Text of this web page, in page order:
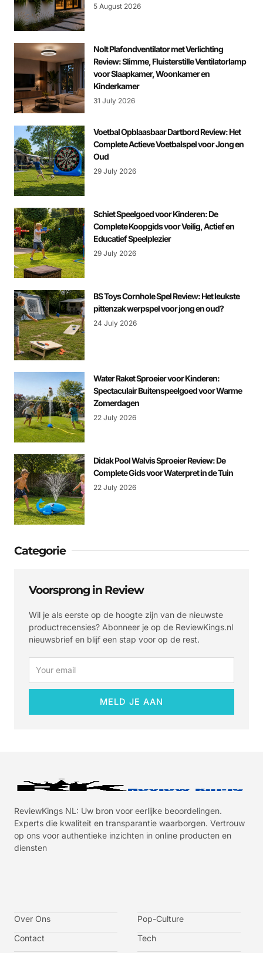
5 August 2026
Nolt Plafondventilator met Verlichting
Review: Slimme, Fluisterstille Ventilatorlamp
voor Slaapkamer, Woonkamer en
Kinderkamer
31 July 2026
Voetbal Opblaasbaar Dartbord Review: Het
Complete Actieve Voetbalspel voor Jong en
Oud
29 July 2026
Schiet Speelgoed voor Kinderen: De
Complete Koopgids voor Veilig, Actief en
Educatief Speelplezier
29 July 2026
BS Toys Cornhole Spel Review: Het leukste
pittenzak werpspel voor jong en oud?
24 July 2026
Water Raket Sproeier voor Kinderen:
Spectaculair Buitenspeelgoed voor Warme
Zomerdagen
22 July 2026
Didak Pool Walvis Sproeier Review: De
Complete Gids voor Waterpret in de Tuin
22 July 2026
Categorie
Voorsprong in Review
Wil je als eerste op de hoogte zijn van de nieuwste
productrecensies? Abonneer je op de ReviewKings.nl
nieuwsbrief en blijf een stap voor op de rest.
MELD JE AAN
ReviewKings NL: Uw bron voor eerlijke beoordelingen.
Experts die kwaliteit en transparantie waarborgen. Vertrouw
op ons voor authentieke inzichten in online producten en
diensten
-
f
a
c
e
-
t
w
i
t
-
s
-
u
Over Ons
Contact
Pop-Culture
Tech